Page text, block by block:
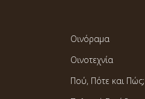
Οινόραμα
Οινοτεχνία
Πού, Πότε και Πώς;